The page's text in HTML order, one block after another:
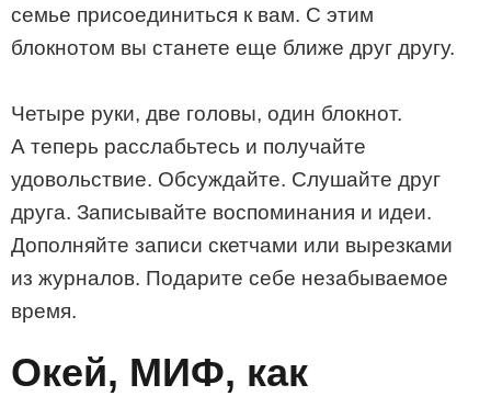
семье присоединиться к вам. С этим
блокнотом вы станете еще ближе друг другу.
Четыре руки, две головы, один блокнот.
А теперь расслабьтесь и получайте
удовольствие. Обсуждайте. Слушайте друг
друга. Записывайте воспоминания и идеи.
Дополняйте записи скетчами или вырезками
из журналов. Подарите себе незабываемое
время.
Окей, МИФ, как